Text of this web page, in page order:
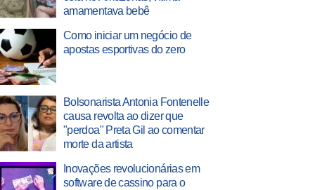
amamentava bebê
Como iniciar um negócio de
apostas esportivas do zero
Bolsonarista Antonia Fontenelle
causa revolta ao dizer que
"perdoa" Preta Gil ao comentar
morte da artista
Inovações revolucionárias em
software de cassino para o